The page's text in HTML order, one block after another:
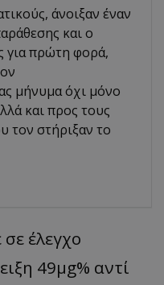
άνοιξαν έναν
και ο
για πρώτη φορά,
μήνυμα όχι μόνο
και προς τους
στήριξαν το
έλεγχο
49μg% αντί